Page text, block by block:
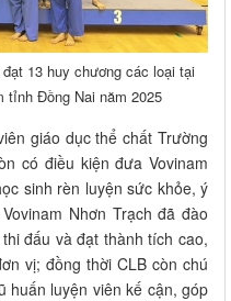
13 huy chương các loại tại
tỉnh Đồng Nai năm 2025
giáo dục thể chất Trường
có điều kiện đưa Vovinam
sinh rèn luyện sức khỏe, ý
Nhơn Trạch đã đào
đấu và đạt thành tích cao,
vị; đồng thời CLB còn chú
huấn luyện viên kế cận, góp